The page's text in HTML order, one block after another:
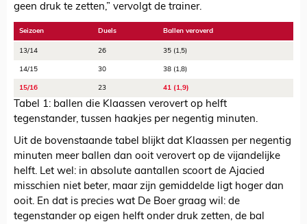
geen druk te zetten,” vervolgt de trainer.
Seizoen Duels Ballen veroverd
13/14 26 35 (1,5)
14/15 30 38 (1,8)
15/16 23 41 (1,9)
Tabel 1: ballen die Klaassen verovert op helft
tegenstander, tussen haakjes per negentig minuten.
Uit de bovenstaande tabel blijkt dat Klaassen per negentig
minuten meer ballen dan ooit verovert op de vijandelijke
helft. Let wel: in absolute aantallen scoort de Ajacied
misschien niet beter, maar zijn gemiddelde ligt hoger dan
ooit. En dat is precies wat De Boer graag wil: de
tegenstander op eigen helft onder druk zetten, de bal